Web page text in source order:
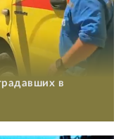
в